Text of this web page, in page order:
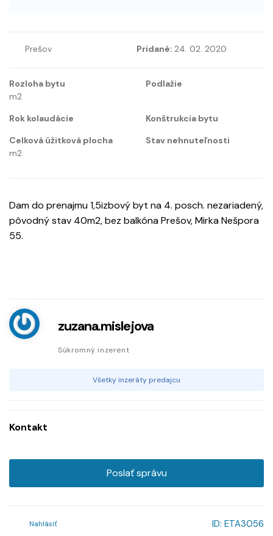
Prešov Pridané: 24. 02. 2020
Rozloha bytu
m2
Podlažie
Rok kolaudácie
Konštrukcia bytu
Celková úžitková plocha
m2
Stav nehnuteľnosti
Dam do prenajmu 1,5izbový byt na 4. posch. nezariadený,
pôvodný stav 40m2, bez balkóna Prešov, Mirka Nešpora
55.
zuzana.mislejova
Súkromný inzerent
Všetky inzeráty predajcu
Kontakt
Poslať správu
Nahlásiť ID: ETA3056